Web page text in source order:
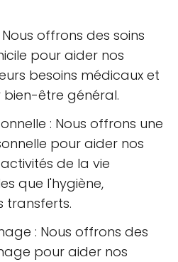
Nous offrons des soins
pour aider nos
besoins médicaux et
être général.
: Nous offrons une
pour aider nos
de la vie
que l'hygiène,
transferts.
: Nous offrons des
pour aider nos